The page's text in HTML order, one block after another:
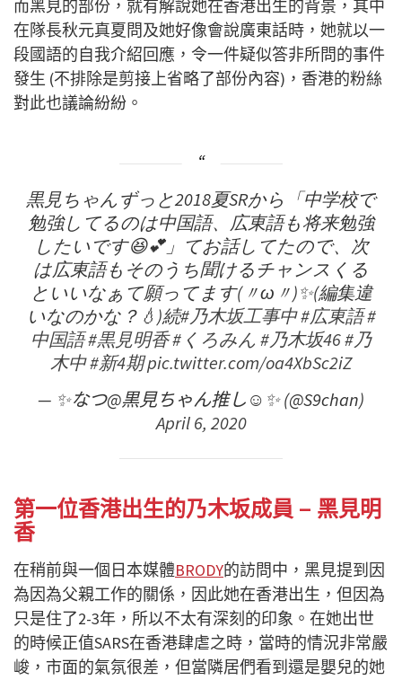
而黑見的部份，就有解說她在香港出生的背景，其中
在隊長秋元真夏問及她好像會說廣東話時，她就以一
段國語的自我介紹回應，令一件疑似答非所問的事件
發生 (不排除是剪接上省略了部份內容)，香港的粉絲
對此也議論紛紛。
黒見ちゃんずっと2018夏SRから「中学校で
勉強してるのは中国語、広東語も将来勉強
したいです😆💕」てお話してたので、次
は広東語もそのうち聞けるチャンスくる
といいなぁて願ってます(〃ω〃)✨(編集違
いなのかな？💧)続#乃木坂工事中#広東語#
中国語#黒見明香#くろみん #乃木坂46#乃
木中#新4期pic.twitter.com/oa4XbSc2iZ
— ✨なつ@黒見ちゃん推し☺︎✨ (@S9chan)
April 6, 2020
第一位香港出生的乃木坂成員 – 黑見明
香
在稍前與一個日本媒體BRODY的訪問中，黑見提到因
為因為父親工作的關係，因此她在香港出生，但因為
只是住了2-3年，所以不太有深刻的印象。在她出世
的時候正值SARS在香港肆虐之時，當時的情況非常嚴
峻，市面的氣氛很差，但當隣居們看到還是嬰兒的她